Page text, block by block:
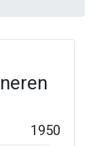
1950